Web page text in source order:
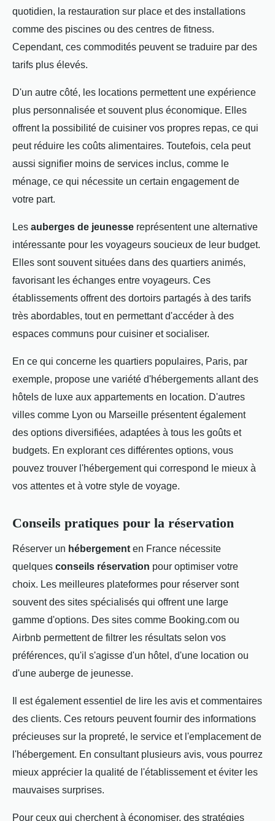
quotidien, la restauration sur place et des installations
comme des piscines ou des centres de fitness.
Cependant, ces commodités peuvent se traduire par des
tarifs plus élevés.
D'un autre côté, les locations permettent une expérience
plus personnalisée et souvent plus économique. Elles
offrent la possibilité de cuisiner vos propres repas, ce qui
peut réduire les coûts alimentaires. Toutefois, cela peut
aussi signifier moins de services inclus, comme le
ménage, ce qui nécessite un certain engagement de
votre part.
Les auberges de jeunesse représentent une alternative
intéressante pour les voyageurs soucieux de leur budget.
Elles sont souvent situées dans des quartiers animés,
favorisant les échanges entre voyageurs. Ces
établissements offrent des dortoirs partagés à des tarifs
très abordables, tout en permettant d'accéder à des
espaces communs pour cuisiner et socialiser.
En ce qui concerne les quartiers populaires, Paris, par
exemple, propose une variété d'hébergements allant des
hôtels de luxe aux appartements en location. D'autres
villes comme Lyon ou Marseille présentent également
des options diversifiées, adaptées à tous les goûts et
budgets. En explorant ces différentes options, vous
pouvez trouver l'hébergement qui correspond le mieux à
vos attentes et à votre style de voyage.
Conseils pratiques pour la réservation
Réserver un hébergement en France nécessite
quelques conseils réservation pour optimiser votre
choix. Les meilleures plateformes pour réserver sont
souvent des sites spécialisés qui offrent une large
gamme d'options. Des sites comme Booking.com ou
Airbnb permettent de filtrer les résultats selon vos
préférences, qu'il s'agisse d'un hôtel, d'une location ou
d'une auberge de jeunesse.
Il est également essentiel de lire les avis et commentaires
des clients. Ces retours peuvent fournir des informations
précieuses sur la propreté, le service et l'emplacement de
l'hébergement. En consultant plusieurs avis, vous pourrez
mieux apprécier la qualité de l'établissement et éviter les
mauvaises surprises.
Pour ceux qui cherchent à économiser, des stratégies